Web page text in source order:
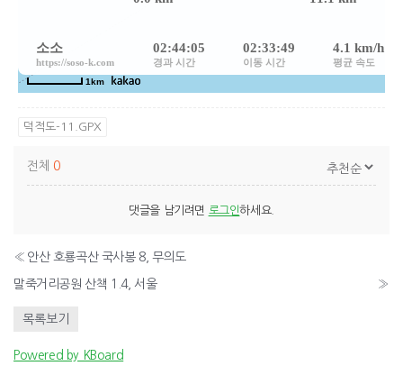
덕적도-11.GPX
전체 0
댓글을 남기려면 로그인하세요.
« 안산 호룡곡산 국사봉 8, 무의도
말죽거리공원 산책 1.4, 서울 »
목록보기
Powered by KBoard